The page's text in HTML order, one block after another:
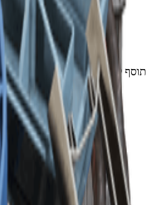
תוסף לחימה בסיסי. תומך במגנים